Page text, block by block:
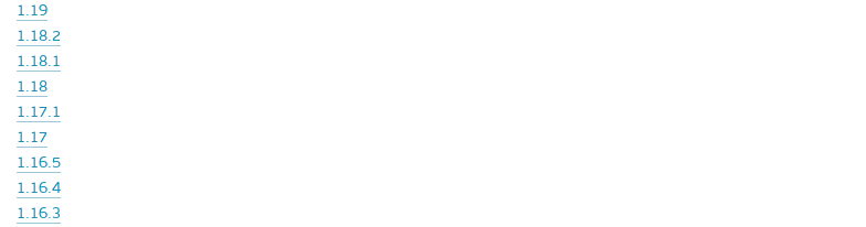
1.19
1.18.2
1.18.1
1.18
1.17.1
1.17
1.16.5
1.16.4
1.16.3